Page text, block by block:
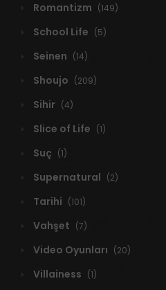
Romantizm (149)
School Life (5)
Seinen (14)
Shoujo (209)
Sihir (4)
Slice of Life (1)
Suç (1)
Supernatural (2)
Tarihi (101)
Vahşet (7)
Video Oyunları (20)
Villainess (1)